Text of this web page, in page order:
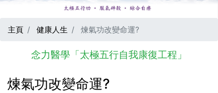
主頁 健康人生 煉氣功改變命運?
念力醫學「太極五行自我康復工程」
煉氣功改變命運?